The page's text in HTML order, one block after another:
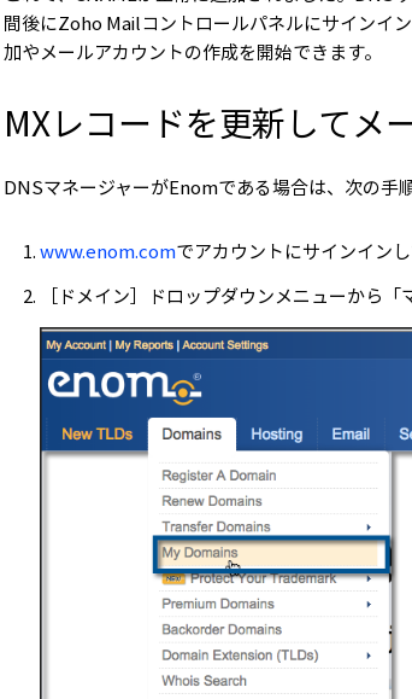
間後にZoho Mailコントロールパネルにサインイ
加やメールアカウントの作成を開始できます。
MXレコードを更新してメ
DNSマネージャーがEnomである場合は、次の手
www.enom.comでアカウントにサインインし
［ドメイン］ドロップダウンメニューから